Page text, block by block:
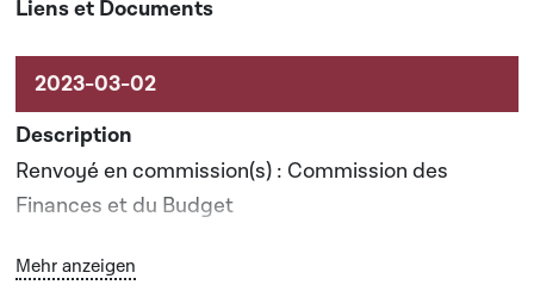
Renvoyé en commission(s) : Commission des
Finances et du Budget
Date prévisionnelle du rapport de commission : 24-
Bouton graphique servant à afficher ou cacher tous
Mehr anzeigen